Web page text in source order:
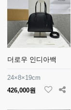
더로우 인디아백
24×8×19cm
426,000원